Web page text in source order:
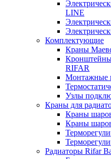
LINE
Комплектующие
Краны
Кронштейны
RIFAR
Монтажные
Узлы
Краны для
Краны
Краны
Радиаторы Rifar